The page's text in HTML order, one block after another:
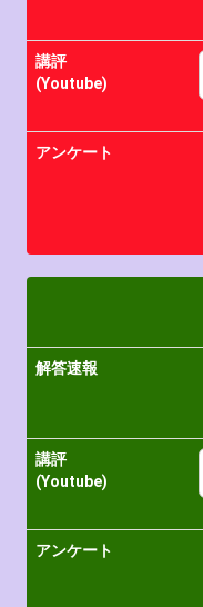
講評
(Youtube)
アンケート
解答速報
講評
(Youtube)
アンケート